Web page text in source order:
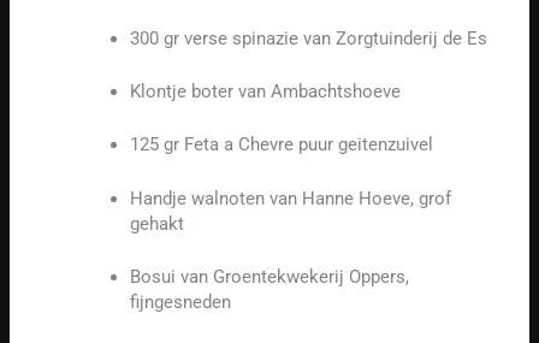
300 gr verse spinazie van Zorgtuinderij de Es
Klontje boter van Ambachtshoeve
125 gr Feta a Chevre puur geitenzuivel
Handje walnoten van Hanne Hoeve, grof
gehakt
Bosui van Groentekwekerij Oppers,
fijngesneden